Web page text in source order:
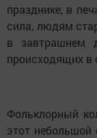
празднике, в
сила, людям
в завтрашнем
происходящих в
Фольклорный
этот небольшой